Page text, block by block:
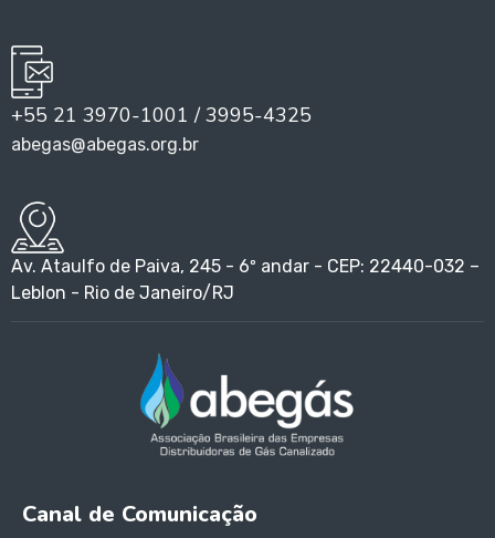
+55 21 3970-1001 / 3995-4325
abegas@abegas.org.br
Av. Ataulfo de Paiva, 245 - 6º andar - CEP: 22440-032 –
Leblon - Rio de Janeiro/RJ
Canal de Comunicação